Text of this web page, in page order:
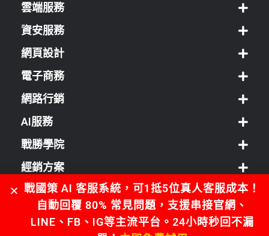
雲端服務
資安服務
網頁設計
電子商務
網路行銷
AI服務
戰勝學院
經銷方案
客服中心
戰國策 AI 客服系統，可1抵5位真人客服成本！
自動回覆 80% 常見問題，支援串接官網、
LINE、FB、IG等主流平台。24小時秒回不漏